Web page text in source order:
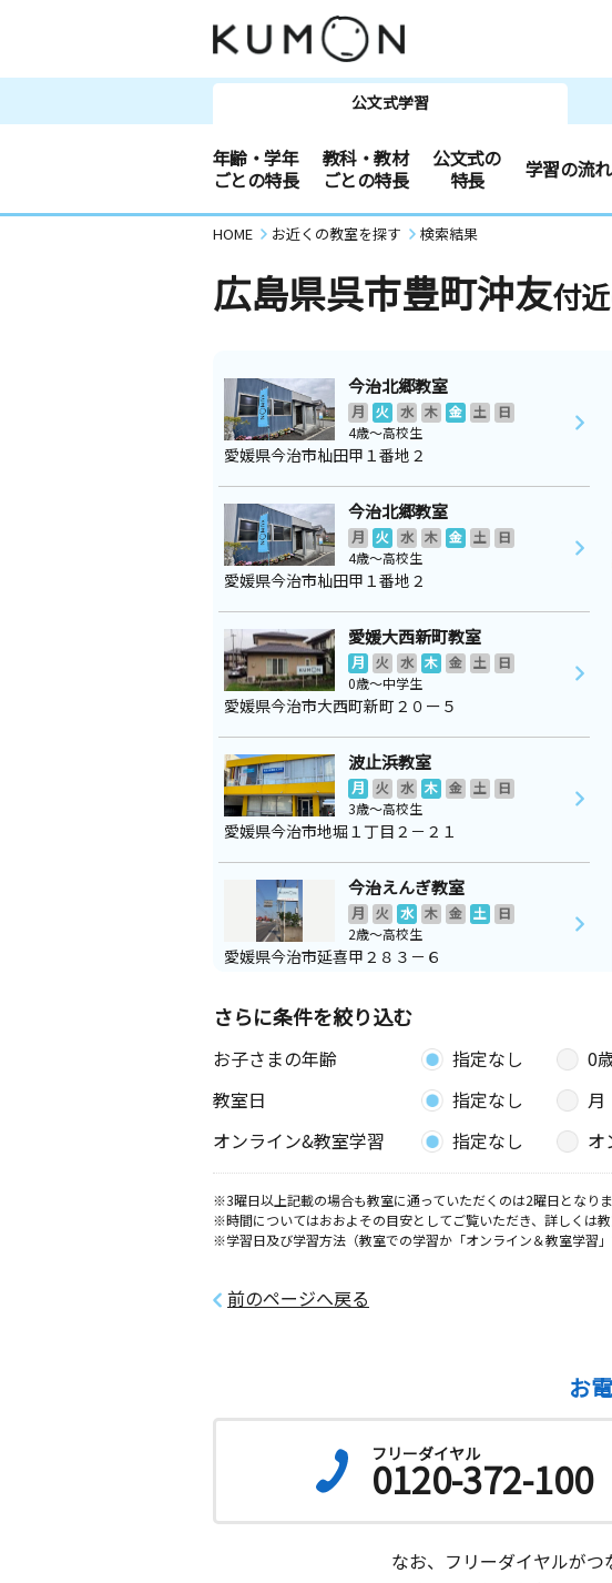
公文式学習
年齢・学年
ごとの特長
教科・教材
ごとの特長
公文式の
特長
学習の流れ
HOME お近くの教室を探す 検索結果
広島県呉市豊町沖友付
今治北郷教室
月 火 水 木 金 土
日
4歳～高校生
愛媛県今治市杣田甲１番地２
今治北郷教室
月 火 水 木 金 土
日
4歳～高校生
愛媛県今治市杣田甲１番地２
愛媛大西新町教室
月 火 水 木 金 土
日
0歳～中学生
愛媛県今治市大西町新町２０ー５
波止浜教室
月 火 水 木 金 土
日
3歳～高校生
愛媛県今治市地堀１丁目２－２１
今治えんぎ教室
月 火 水 木 金 土
日
2歳～高校生
愛媛県今治市延喜甲２８３－６
安浦町教室
2歳～高校生
今治浅川西教室
愛媛県今治市別宮町９丁目５－１８
月
0歳～高校生
月 火 水 木 金 土 日
愛媛県今治市大正町５丁目４－４５
0歳～高校生
さらに条件を絞り込む
お子さまの年齢 指定なし 0
教室日
指定なし 月
オンライン&教室学習
指定なし オ
※3曜日以上記載の場合も教室に通っていただくのは2曜日となりま
※時間についてはおおよその目安としてご覧いただき、詳しくは
※学習日及び学習方法（教室での学習か「オンライン＆教室学習
前のページへ戻る
お
フリーダイヤル
0120-372-100
なお、フリーダイヤルがつ